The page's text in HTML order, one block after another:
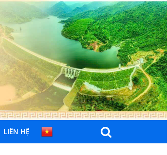
LIÊN HỆ